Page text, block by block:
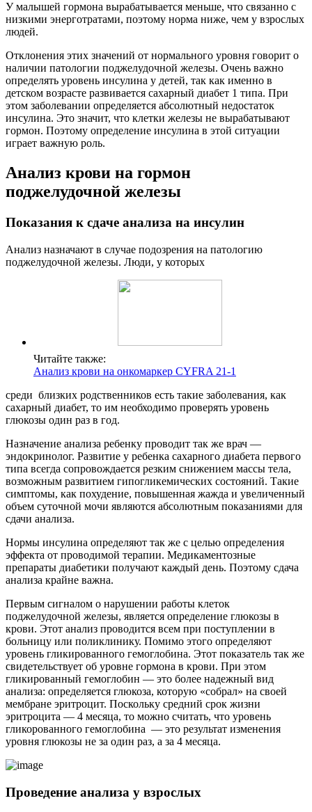
У малышей гормона вырабатывается меньше, что связанно с
низкими энерготратами, поэтому норма ниже, чем у взрослых
людей.
Отклонения этих значений от нормального уровня говорит о
наличии патологии поджелудочной железы. Очень важно
определять уровень инсулина у детей, так как именно в
детском возрасте развивается сахарный диабет 1 типа. При
этом заболевании определяется абсолютный недостаток
инсулина. Это значит, что клетки железы не вырабатывают
гормон. Поэтому определение инсулина в этой ситуации
играет важную роль.
Анализ крови на гормон
поджелудочной железы
Показания к сдаче анализа на инсулин
Анализ назначают в случае подозрения на патологию
поджелудочной железы. Люди, у которых
Читайте также:
Анализ крови на онкомаркер CYFRA 21-1
среди близких родственников есть такие заболевания, как
сахарный диабет, то им необходимо проверять уровень
глюкозы один раз в год.
Назначение анализа ребенку проводит так же врач —
эндокринолог. Развитие у ребенка сахарного диабета первого
типа всегда сопровождается резким снижением массы тела,
возможным развитием гипогликемических состояний. Такие
симптомы, как похудение, повышенная жажда и увеличенный
объем суточной мочи являются абсолютным показаниями для
сдачи анализа.
Нормы инсулина определяют так же с целью определения
эффекта от проводимой терапии. Медикаментозные
препараты диабетики получают каждый день. Поэтому сдача
анализа крайне важна.
Первым сигналом о нарушении работы клеток
поджелудочной железы, является определение глюкозы в
крови. Этот анализ проводится всем при поступлении в
больницу или поликлинику. Помимо этого определяют
уровень гликированного гемоглобина. Этот показатель так же
свидетельствует об уровне гормона в крови. При этом
гликированный гемоглобин — это более надежный вид
анализа: определяется глюкоза, которую «собрал» на своей
мембране эритроцит. Поскольку средний срок жизни
эритроцита — 4 месяца, то можно считать, что уровень
гликорованного гемоглобина — это результат изменения
уровня глюкозы не за один раз, а за 4 месяца.
Проведение анализа у взрослых